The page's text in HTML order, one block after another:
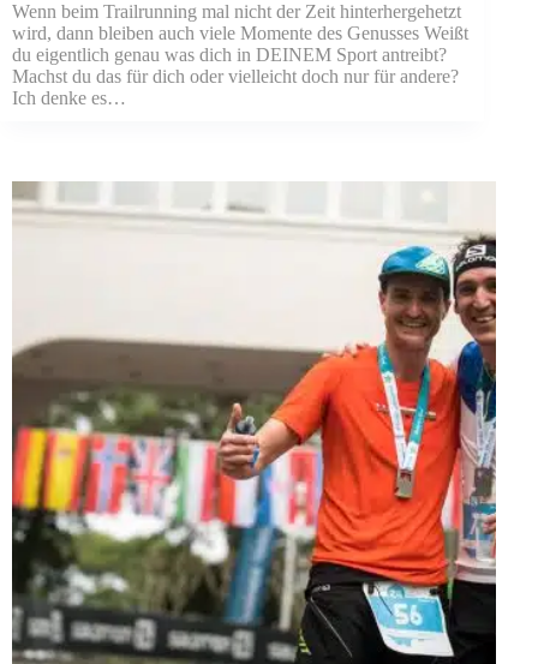
Wenn beim Trailrunning mal nicht der Zeit hinterhergehetzt
wird, dann bleiben auch viele Momente des Genusses Weißt
du eigentlich genau was dich in DEINEM Sport antreibt?
Machst du das für dich oder vielleicht doch nur für andere?
Ich denke es…